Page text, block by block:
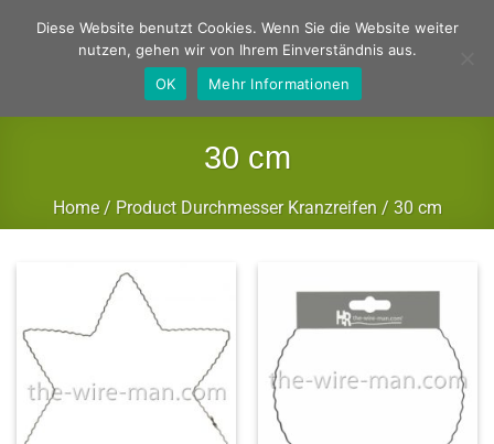
Inhalt
30 cm
Home / Product Durchmesser Kranzreifen / 30 cm
Diese Website benutzt Cookies. Wenn Sie die Website weiter
nutzen, gehen wir von Ihrem Einverständnis aus.
OK
Mehr Informationen